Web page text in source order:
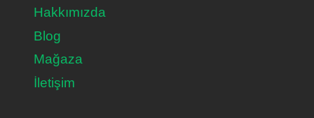
Hakkımızda
Blog
Mağaza
İletişim